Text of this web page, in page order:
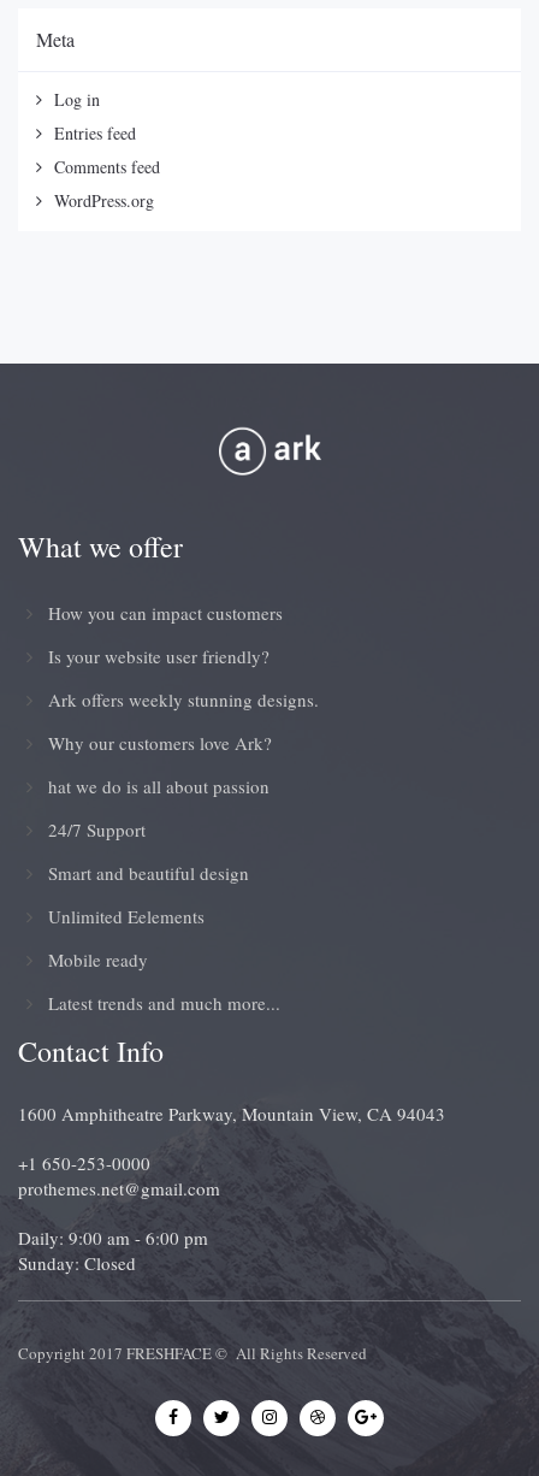
Meta
Log in
Entries feed
Comments feed
WordPress.org
What we offer
How you can impact customers
Is your website user friendly?
Ark offers weekly stunning designs.
Why our customers love Ark?
hat we do is all about passion
24/7 Support
Smart and beautiful design
Unlimited Eelements
Mobile ready
Latest trends and much more...
Contact Info
1600 Amphitheatre Parkway, Mountain View, CA 94043
+1 650-253-0000
prothemes.net@gmail.com
Daily: 9:00 am - 6:00 pm
Sunday: Closed
Copyright 2017 FRESHFACE© All Rights Reserved